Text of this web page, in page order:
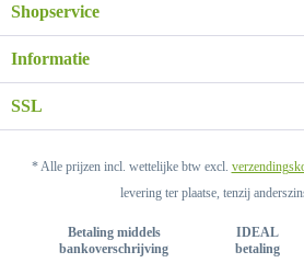
Shopservice
Informatie
SSL
* Alle prijzen incl. wettelijke btw excl.
levering ter plaatse, tenzij
Betaling middels
bankoverschrijving
IDEAL
betaling